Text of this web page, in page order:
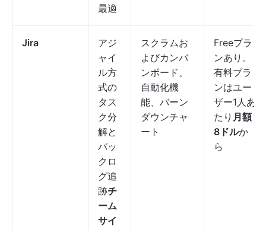
最適
Jira
アジ
ャイ
ル方
式の
タス
ク分
解と
バッ
クロ
グ追
跡チ
ーム
サイ
スクラムお
よびカンバ
ンボード、
自動化機
能、バーン
ダウンチャ
ート
Freeプラ
ンあり。
有料プラ
ンはユー
ザー1人あ
たり 月額
8ドルか
ら